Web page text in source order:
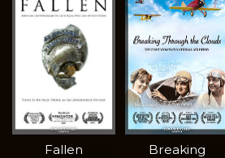
Fallen
Breaking